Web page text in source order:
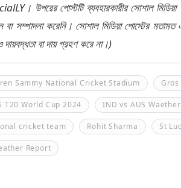
উপরের পোস্টটি ব্যবহারকারীর সোশাল
বা সম্পাদনা করেনি। সোশাল মিডিয়া পোস্টের
বা দায় গ্রহণ করে না।)
Sammy National Cricket Stadium
T20 World Cup 2024 IND vs AUS
cricket team Rohit Sharma St
Report